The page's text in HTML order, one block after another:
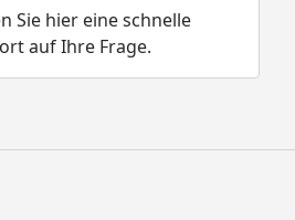
Sie hier eine schnelle
auf Ihre Frage.